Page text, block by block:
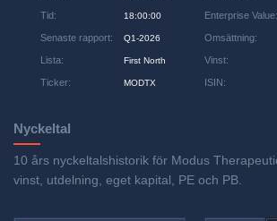
Tid: 18:00:00
Senaste rapport: Q1-2026
Lista: First North
Ticker: MODTX
Enterprise Value:
Omsättning:
Vinst:
ISIN:
Nyckeltal
10 års nyckeltalshistorik för Modus
vinst, utdelning, eget kapital, PE och PB.